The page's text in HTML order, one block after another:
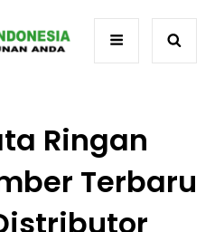
Ringan
Terbaru